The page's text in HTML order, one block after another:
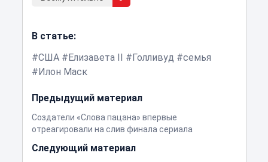
В статье:
США
Елизавета II Голливуд
семья
Илон Маск
Предыдущий материал
Создатели «Слова пацана» впервые
отреагировали на слив финала сериала
Следующий материал